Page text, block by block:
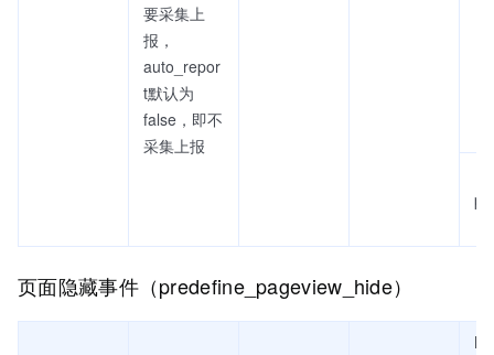
要采集上
报，
auto_repor
t默认为
false，即不
采集上报
页面隐藏事件（predefine_pageview_hide）